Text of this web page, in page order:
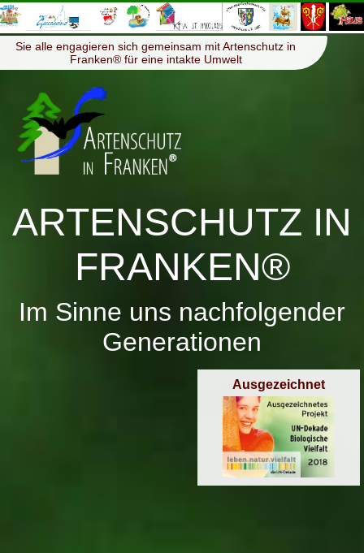
Menü ≡
Sie alle engagieren sich gemeinsam mit Artenschutz in
Franken® für eine intakte Umwelt
ARTENSCHUTZ IN
FRANKEN®
Im Sinne uns nachfolgender
Generationen
Ausgezeichnet